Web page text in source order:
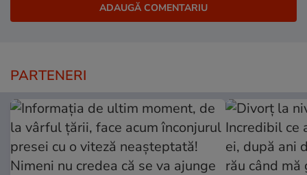
PARTENERI